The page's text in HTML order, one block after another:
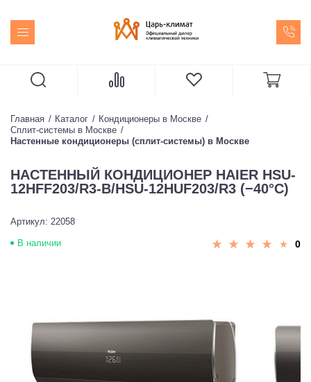
Главная Каталог
Кондиционеры в Москве
Сплит-системы в Москве
Настенные кондиционеры (сплит-системы) в Москве
НАСТЕННЫЙ КОНДИЦИОНЕР HAIER HSU-
12HFF203/R3-B/HSU-12HUF203/R3 (−40°С)
Артикул: 22058
В наличии 0